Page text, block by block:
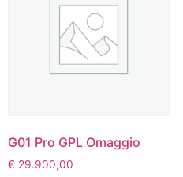
G01 Pro GPL Omaggio
€ 29.900,00